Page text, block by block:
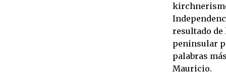
resultado de
peninsular
palabras
Mauricio.